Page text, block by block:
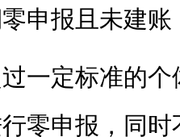
申报且未建账
一定标准的
零申报，同